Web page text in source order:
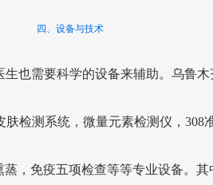
四、设备与技术
也需要科学的设备来辅助。乌鲁木
检测系统，微量元素检测仪，308
，免疫五项检查等等专业设备。其